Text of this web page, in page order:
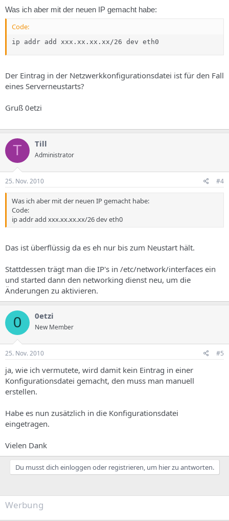
Was ich aber mit der neuen IP gemacht habe:
Code:
ip addr add xxx.xx.xx.xx/26 dev eth0
Der Eintrag in der Netzwerkkonfigurationsdatei ist für den Fall
eines Serverneustarts?
Gruß 0etzi
T Till
Administrator
25. Nov. 2010 #4
Was ich aber mit der neuen IP gemacht habe:
Code:
ip addr add xxx.xx.xx.xx/26 dev eth0
Das ist überflüssig da es eh nur bis zum Neustart hält.
Stattdessen trägt man die IP's in /etc/network/interfaces ein
und started dann den networking dienst neu, um die
Änderungen zu aktivieren.
0 0etzi
New Member
25. Nov. 2010 #5
ja, wie ich vermutete, wird damit kein Eintrag in einer
Konfigurationsdatei gemacht, den muss man manuell
erstellen.
Habe es nun zusätzlich in die Konfigurationsdatei
eingetragen.
Vielen Dank
Du musst dich einloggen oder registrieren, um hier zu antworten.
Werbung